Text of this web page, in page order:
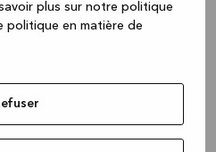
plus sur notre politique
en matière de
the browser console for more